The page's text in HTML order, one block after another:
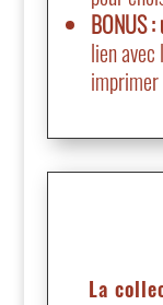
BONUS
lien
La